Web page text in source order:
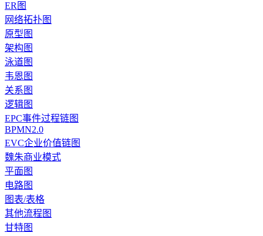
ER图
网络拓扑图
原型图
架构图
泳道图
韦恩图
关系图
逻辑图
EPC事件过程链图
BPMN2.0
EVC企业价值链图
魏朱商业模式
平面图
电路图
图表/表格
其他流程图
甘特图